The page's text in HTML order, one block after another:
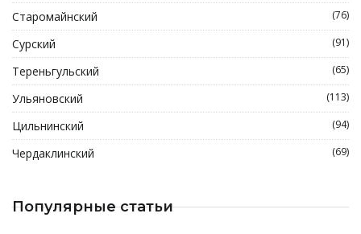
Старомайнский (76)
Сурский (91)
Тереньгульский (65)
Ульяновский (113)
Цильнинский (94)
Чердаклинский (69)
Популярные статьи